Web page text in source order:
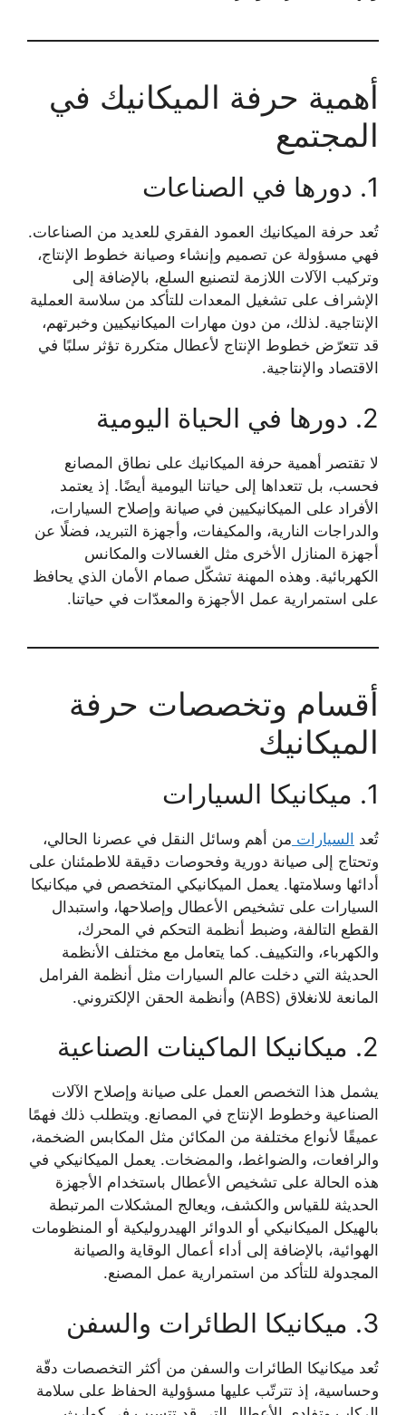
أهمية حرفة الميكانيك في
المجتمع
1. دورها في الصناعات
تُعد حرفة الميكانيك العمود الفقري للعديد من الصناعات.
فهي مسؤولة عن تصميم وإنشاء وصيانة خطوط الإنتاج،
وتركيب الآلات اللازمة لتصنيع السلع، بالإضافة إلى
الإشراف على تشغيل المعدات للتأكد من سلاسة العملية
الإنتاجية. لذلك، من دون مهارات الميكانيكيين وخبرتهم،
قد تتعرّض خطوط الإنتاج لأعطال متكررة تؤثر سلبًا في
الاقتصاد والإنتاجية.
2. دورها في الحياة اليومية
لا تقتصر أهمية حرفة الميكانيك على نطاق المصانع
فحسب، بل تتعداها إلى حياتنا اليومية أيضًا. إذ يعتمد
الأفراد على الميكانيكيين في صيانة وإصلاح السيارات،
والدراجات النارية، والمكيفات، وأجهزة التبريد، فضلًا عن
أجهزة المنازل الأخرى مثل الغسالات والمكانس
الكهربائية. وهذه المهنة تشكّل صمام الأمان الذي يحافظ
على استمرارية عمل الأجهزة والمعدّات في حياتنا.
أقسام وتخصصات حرفة
الميكانيك
1. ميكانيكا السيارات
تُعد السيارات من أهم وسائل النقل في عصرنا الحالي،
وتحتاج إلى صيانة دورية وفحوصات دقيقة للاطمئنان على
أدائها وسلامتها. يعمل الميكانيكي المتخصص في ميكانيكا
السيارات على تشخيص الأعطال وإصلاحها، واستبدال
القطع التالفة، وضبط أنظمة التحكم في المحرك،
والكهرباء، والتكييف. كما يتعامل مع مختلف الأنظمة
الحديثة التي دخلت عالم السيارات مثل أنظمة الفرامل
المانعة للانغلاق (ABS) وأنظمة الحقن الإلكتروني.
2. ميكانيكا الماكينات الصناعية
يشمل هذا التخصص العمل على صيانة وإصلاح الآلات
الصناعية وخطوط الإنتاج في المصانع. ويتطلب ذلك فهمًا
عميقًا لأنواع مختلفة من المكائن مثل المكابس الضخمة،
والرافعات، والضواغط، والمضخات. يعمل الميكانيكي في
هذه الحالة على تشخيص الأعطال باستخدام الأجهزة
الحديثة للقياس والكشف، ويعالج المشكلات المرتبطة
بالهيكل الميكانيكي أو الدوائر الهيدروليكية أو المنظومات
الهوائية، بالإضافة إلى أداء أعمال الوقاية والصيانة
المجدولة للتأكد من استمرارية عمل المصنع.
3. ميكانيكا الطائرات والسفن
تُعد ميكانيكا الطائرات والسفن من أكثر التخصصات دقّة
وحساسية، إذ تترتّب عليها مسؤولية الحفاظ على سلامة